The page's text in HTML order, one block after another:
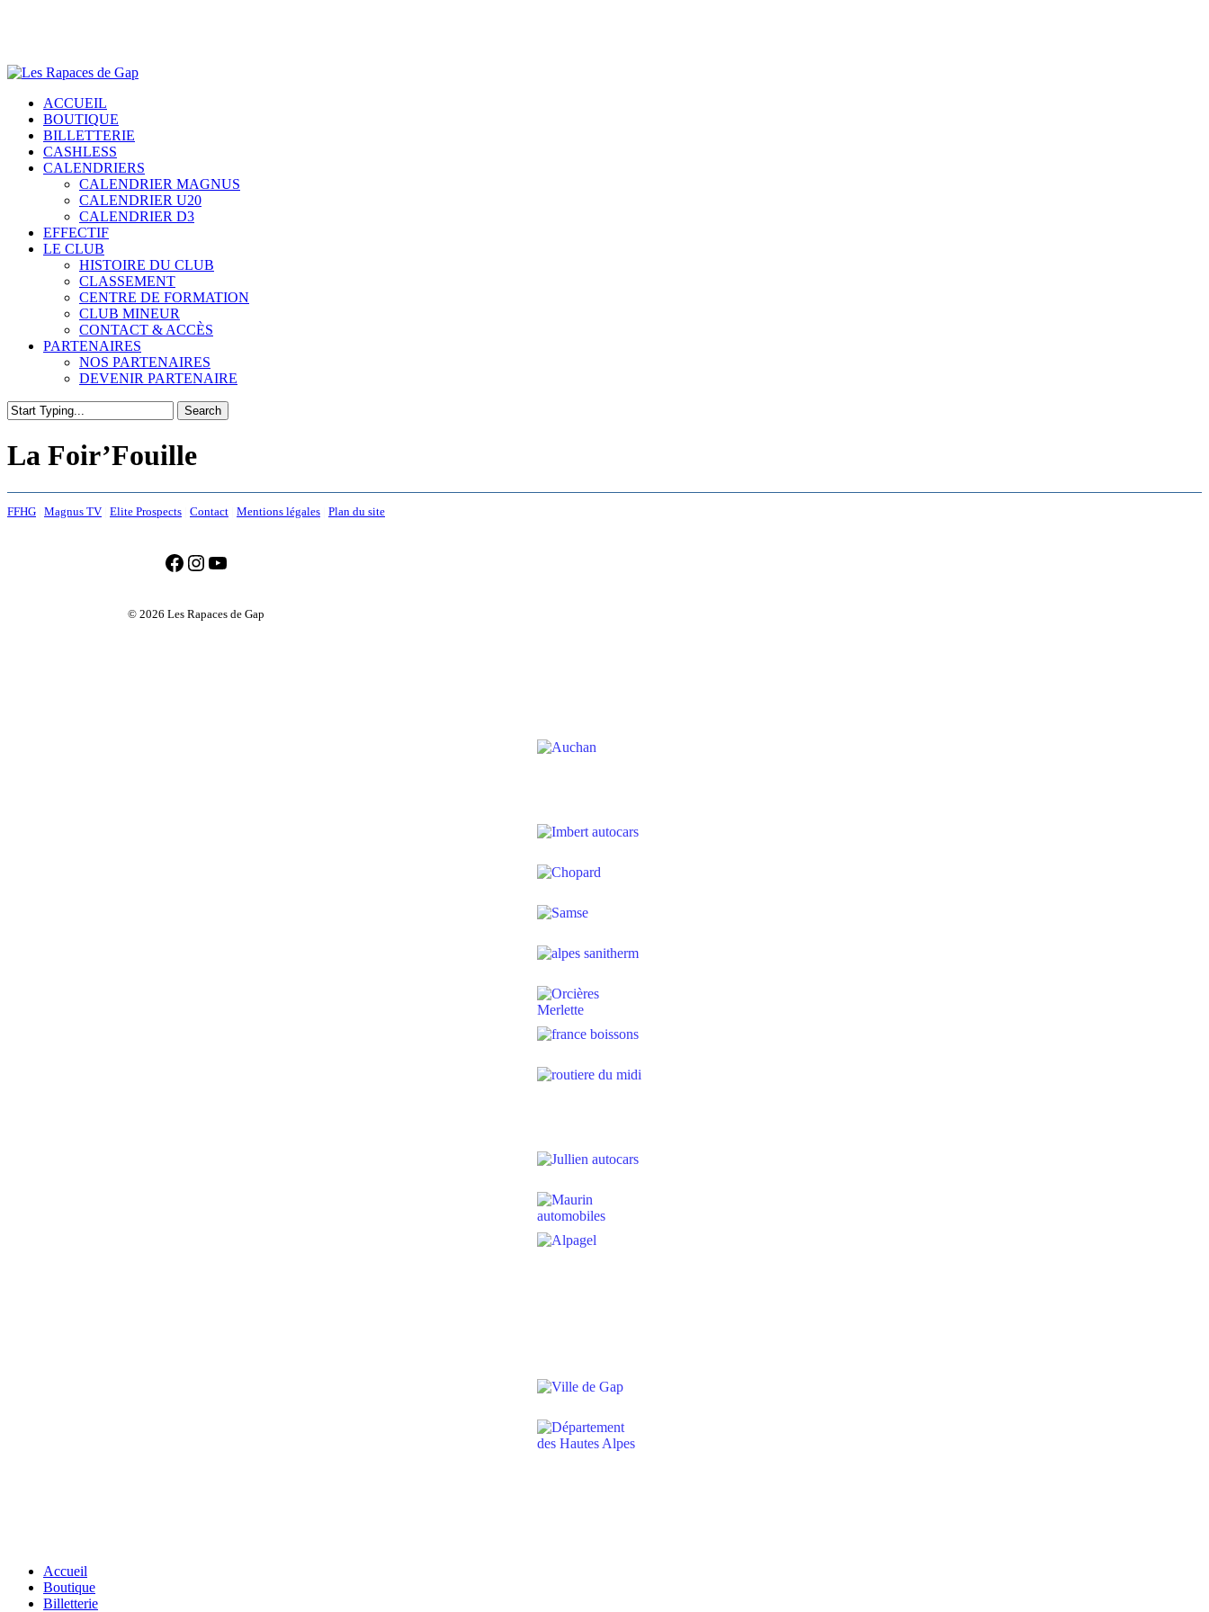
CONTENT
Menu
ACCUEIL
BOUTIQUE
BILLETTERIE
CASHLESS
CALENDRIERS
CALENDRIER MAGNUS
CALENDRIER U20
CALENDRIER D3
EFFECTIF
LE CLUB
HISTOIRE DU CLUB
CLASSEMENT
CENTRE DE FORMATION
CLUB MINEUR
CONTACT & ACCÈS
PARTENAIRES
NOS PARTENAIRES
DEVENIR PARTENAIRE
Search
Search
La Foir’Fouille
FFHG Magnus TV Elite Prospects Contact Mentions légales Plan du site
Facebook Instagram YouTube
© 2026 Les Rapaces de Gap
Close
Menu
Accueil
Boutique
Billetterie